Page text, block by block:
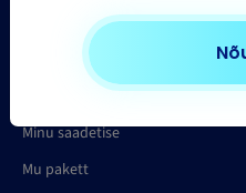
Teeninduspunktide asukohad
Tellimuste import
Minu saadetise
Mu pakett